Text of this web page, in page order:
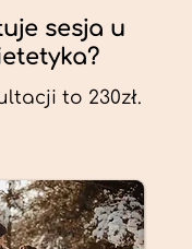
sesja u
to 230zł.